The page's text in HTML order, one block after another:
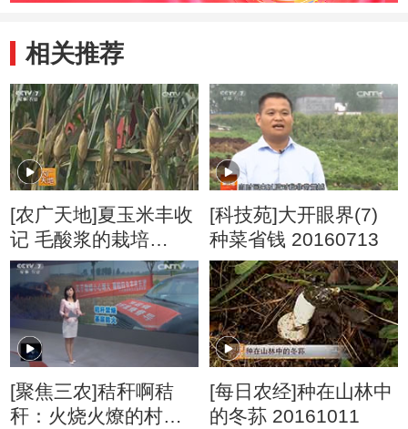
相关推荐
[农广天地]夏玉米丰收
记 毛酸浆的栽培
20160822
[科技苑]大开眼界(7)
种菜省钱 20160713
[聚焦三农]秸秆啊秸
秆：火烧火燎的村干
[每日农经]种在山林中
的冬荪 20161011